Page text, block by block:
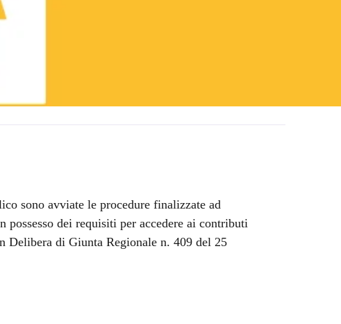
sono avviate le procedure finalizzate ad
dei requisiti per accedere ai contributi
Delibera di Giunta Regionale n. 409 del 25